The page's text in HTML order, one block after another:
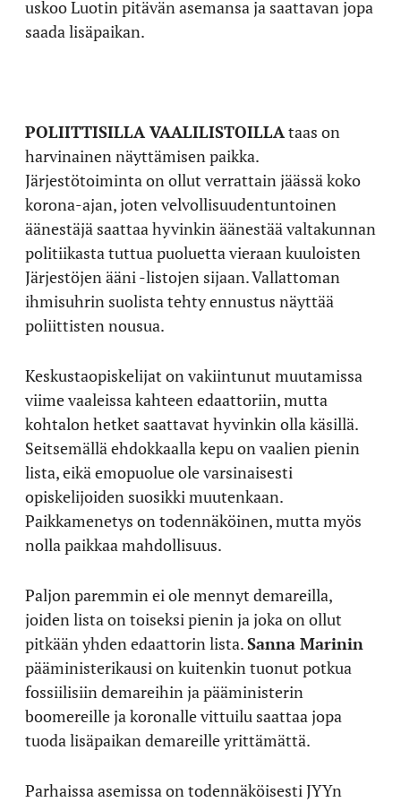
uskoo Luotin pitävän asemansa ja saattavan jopa
saada lisäpaikan.
POLIITTISILLA VAALILISTOILLAtaas on
harvinainen näyttämisen paikka.
Järjestötoiminta on ollut verrattain jäässä koko
korona-ajan, joten velvollisuudentuntoinen
äänestäjä saattaa hyvinkin äänestää valtakunnan
politiikasta tuttua puoluetta vieraan kuuloisten
Järjestöjen ääni -listojen sijaan. Vallattoman
ihmisuhrin suolista tehty ennustus näyttää
poliittisten nousua.
Keskustaopiskelijat on vakiintunut muutamissa
viime vaaleissa kahteen edaattoriin, mutta
kohtalon hetket saattavat hyvinkin olla käsillä.
Seitsemällä ehdokkaalla kepu on vaalien pienin
lista, eikä emopuolue ole varsinaisesti
opiskelijoiden suosikki muutenkaan.
Paikkamenetys on todennäköinen, mutta myös
nolla paikkaa mahdollisuus.
Paljon paremmin ei ole mennyt demareilla,
joiden lista on toiseksi pienin ja joka on ollut
pitkään yhden edaattorin lista.Sanna Marinin
pääministerikausi on kuitenkin tuonut potkua
fossiilisiin demareihin ja pääministerin
boomereille ja koronalle vittuilu saattaa jopa
tuoda lisäpaikan demareille yrittämättä.
Parhaissa asemissa on todennäköisesti JYYn